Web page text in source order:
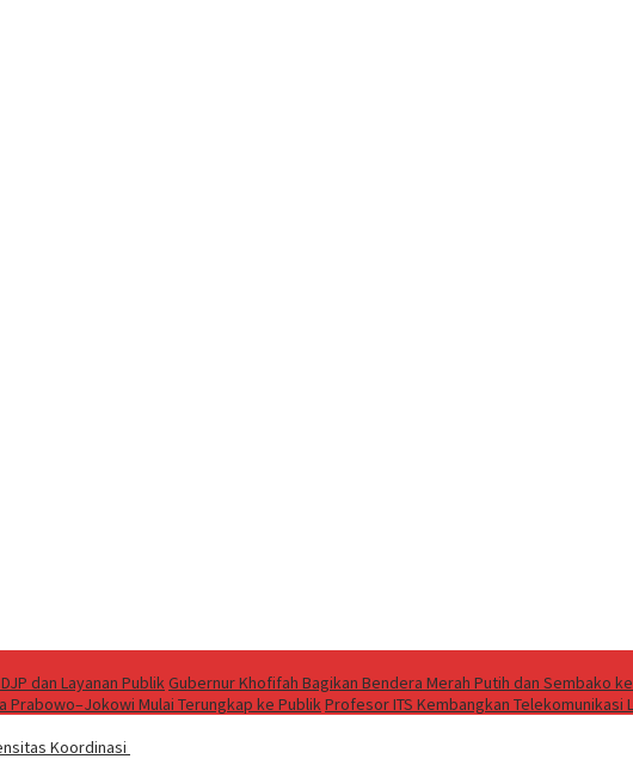
dan Layanan PublikGubernur Khofifah Bagikan Bendera Merah Putih dan Sembako
Prabowo–Jokowi Mulai Terungkap ke PublikProfesor ITS Kembangkan Telekomunikasi
Koordinasi